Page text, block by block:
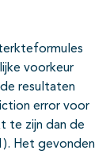
voorkeur
resultaten
error voor
te zijn dan de
Het gevonden